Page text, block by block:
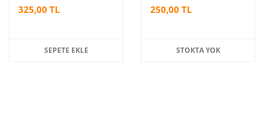
325,00 TL
SEPETE EKLE
250,00 TL
STOKTA YOK